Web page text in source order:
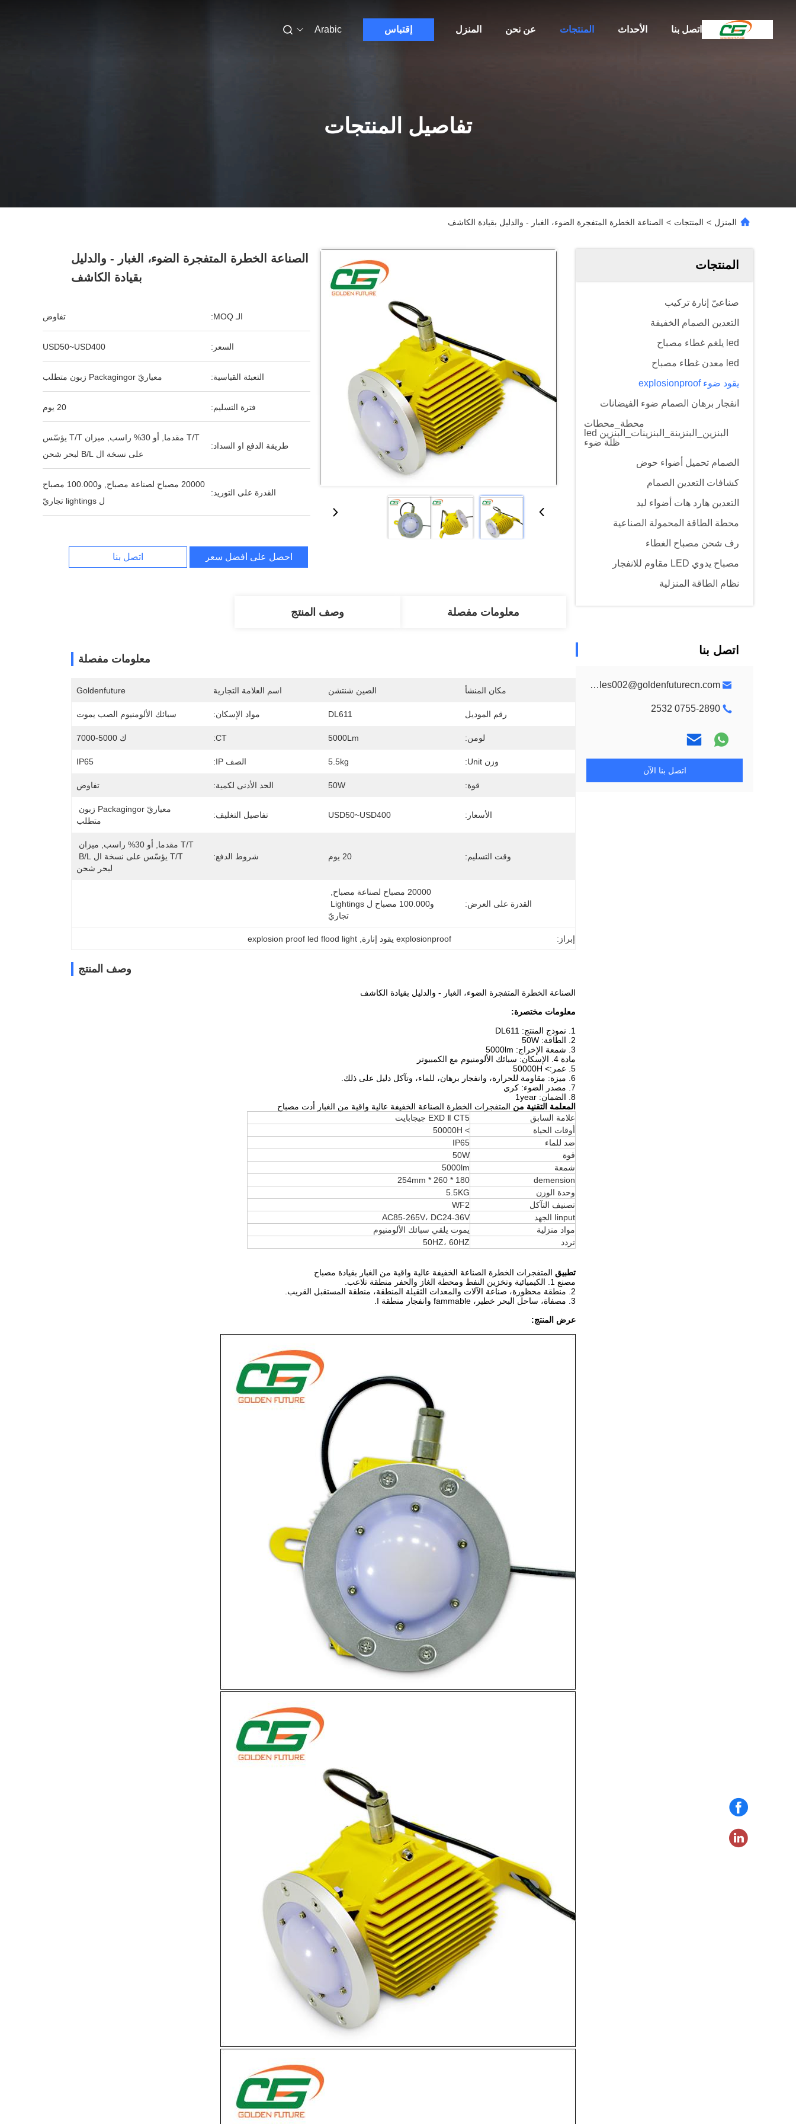
المنزل عن نحن المنتجات الأحداث اتصل بنا إقتباس Arabic
تفاصيل المنتجات
المنزل > المنتجات > الصناعة الخطرة المتفجرة الضوء، الغبار - والدليل بقيادة الكاشف
المنتجات
صناعيّ إنارة تركيب
التعدين الصمام الخفيفة
led يلغم غطاء مصباح
led معدن غطاء مصباح
يقود ضوء explosionproof
انفجار برهان الصمام ضوء الفيضانات
محطة_محطات
البنزين_البنزينة_البنزينات_البنزين led
ظلة ضوء
الصمام تحميل أضواء حوض
كشافات التعدين الصمام
التعدين هارد هات أضواء ليد
محطة الطاقة المحمولة الصناعية
رف شحن مصباح الغطاء
مصباح يدوي LED مقاوم للانفجار
نظام الطاقة المنزلية
اتصل بنا
sales002@goldenfuturecn.com
0755-2890 2532
اتصل بنا الآن
الصناعة الخطرة المتفجرة الضوء، الغبار - والدليل
بقيادة الكاشف
الـ MOQ: تفاوض
السعر: USD50~USD400
التعبئة القياسية: معياريّ Packagingor زبون متطلب
فترة التسليم: 20 يوم
طريقة الدفع او السداد:
T/T مقدما, أو 30% راسب, ميزان T/T يؤسّس
على نسخة ال B/L لبحر شحن
القدرة على التوريد:
20000 مصباح لصناعة مصباح, و100.000 مصباح
ل lightings تجاريّ
احصل على أفضل سعر اتصل بنا
معلومات مفصلة وصف المنتج
معلومات مفصلة
مكان المنشأ الصين شنتشن اسم العلامة التجارية Goldenfuture
رقم الموديل DL611 مواد الإسكان: سبائك الألومنيوم الصب يموت
لومن: 5000Lm
CT: ك 5000-7000
وزن Unit: 5.5kg الصف IP: IP65
قوة: 50W الحد الأدنى لكمية: تفاوض
الأسعار: USD50~USD400 تفاصيل التغليف:
متطلب
وقت التسليم: 20 يوم شروط الدفع:
لبحر شحن
القدرة على العرض:
تجاريّ
إبراز: explosionproof يقود إنارة ,
explosion proof led flood light
وصف المنتج
الصناعة الخطرة المتفجرة الضوء، الغبار - والدليل بقيادة الكاشف
معلومات مختصرة:
1. نموذج المنتج: DL611
2. الطاقة: 50W
3. شمعة الإخراج: 5000lm
مادة 4. الإسكان: سبائك الألومنيوم مع الكمبيوتر
5. عمر:> 50000H
6. ميزة: مقاومة للحرارة، وانفجار برهان، للماء، وتآكل دليل على ذلك.
7. مصدر الضوء: كري
8. الضمان: 1year
المعلمة التقنية من المتفجرات الخطرة الصناعة الخفيفة عالية واقية من الغبار أدت مصباح
علامة السابق
EXD Ⅱ CT5 جيجابايت
أوقات الحياة
> 50000H
ضد للماء
IP65
قوة
50W
شمعة
5000lm
demension
180 * 260 * 254mm
وحدة الوزن
5.5KG
تصنيف التآكل
WF2
Iinput الجهد
AC85-265V، DC24-36V
مواد منزلية
يموت يلقي سبائك الألومنيوم
تردد
50HZ، 60HZ
تطبيق المتفجرات الخطرة الصناعة الخفيفة عالية واقية من الغبار بقيادة مصباح
مصنع 1. الكيميائية وتخزين النفط ومحطة الغاز والحفر منطقة تلاعب.
2. منطقة محظورة، صناعة الآلات والمعدات الثقيلة المنطقة، منطقة المستقبل القريب.
3. مصفاة، ساحل البحر خطير، fammable وانفجار منطقة I.
عرض المنتج: